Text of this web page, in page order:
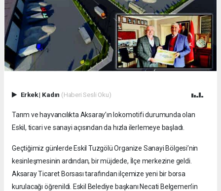
Erkek| Kadın (Haberi Sesli Oku)
Tarım ve hayvancılıkta Aksaray’ın lokomotifi durumunda olan
Eskil, ticari ve sanayi açısından da hızla ilerlemeye başladı.
Geçtiğimiz günlerde Eskil Tuzgölü Organize Sanayi Bölgesi’nin
kesinleşmesinin ardından, bir müjdede, İlçe merkezine geldi.
Aksaray Ticaret Borsası tarafından ilçemize yeni bir borsa
kurulacağı öğrenildi. Eskil Belediye başkanı Necati Belgemen’in